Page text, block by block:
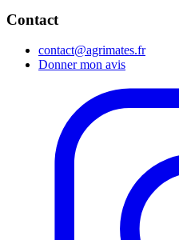
Contact
contact@agrimates.fr
Donner mon avis